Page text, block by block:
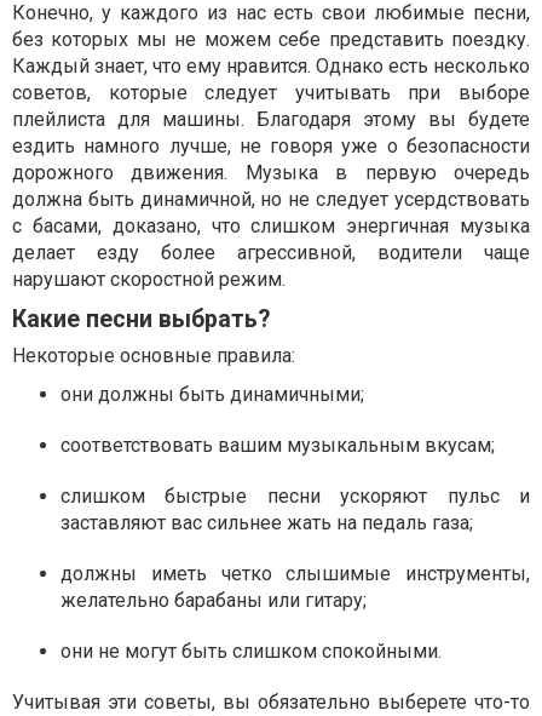
Конечно, у каждого из нас есть свои любимые песни,
без которых мы не можем себе представить поездку.
Каждый знает, что ему нравится. Однако есть несколько
советов, которые следует учитывать при выборе
плейлиста для машины. Благодаря этому вы будете
ездить намного лучше, не говоря уже о безопасности
дорожного движения. Музыка в первую очередь
должна быть динамичной, но не следует усердствовать
с басами, доказано, что слишком энергичная музыка
делает езду более агрессивной, водители чаще
нарушают скоростной режим.
Какие песни выбрать?
Некоторые основные правила:
они должны быть динамичными;
соответствовать вашим музыкальным вкусам;
слишком быстрые песни ускоряют пульс и
заставляют вас сильнее жать на педаль газа;
должны иметь четко слышимые инструменты,
желательно барабаны или гитару;
они не могут быть слишком спокойными.
Учитывая эти советы, вы обязательно выберете что-то